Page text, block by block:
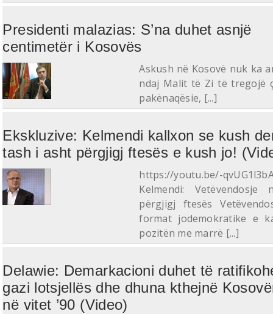
Presidenti malazias: S’na duhet asnjë
centimetër i Kosovës
Askush në Kosovë nuk ka
ndaj Malit të Zi të tregojë
pakënaqësie, [...]
Ekskluzive: Kelmendi kallxon se kush
tash i asht përgjigj ftesës e kush jo!
https://youtu.be/-
Kelmendi: Vetëvendosje
përgjigj ftesës
format jodemokratike e
pozitën me marrë [...]
Delawie: Demarkacioni duhet të
gazi lotsjellës dhe dhuna kthejnë
në vitet ’90 (Video)